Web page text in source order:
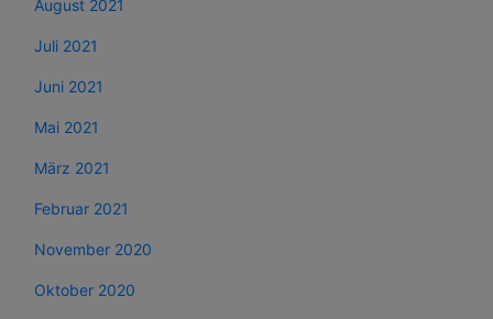
August 2021
Juli 2021
Juni 2021
Mai 2021
März 2021
Februar 2021
November 2020
Oktober 2020